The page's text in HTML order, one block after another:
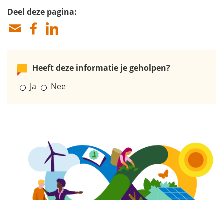
Deel deze pagina:
Heeft deze informatie je geholpen?
Ja
Nee